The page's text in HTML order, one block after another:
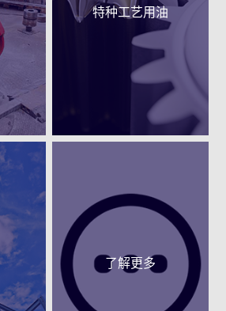
特种工艺用油
了解更多